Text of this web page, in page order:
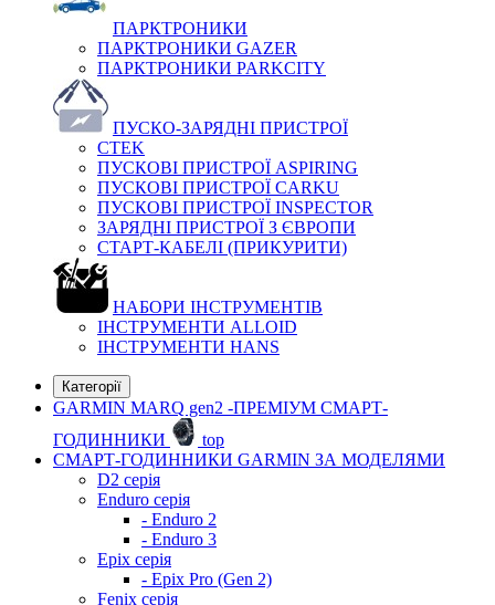
ПАРКТРОНИКИ
ПАРКТРОНИКИ GAZER
ПАРКТРОНИКИ PARKCITY
ПУСКО-ЗАРЯДНІ ПРИСТРОЇ
CTEK
ПУСКОВІ ПРИСТРОЇ ASPIRING
ПУСКОВІ ПРИСТРОЇ CARKU
ПУСКОВІ ПРИСТРОЇ INSPECTOR
ЗАРЯДНІ ПРИСТРОЇ З ЄВРОПИ
СТАРТ-КАБЕЛІ (ПРИКУРИТИ)
НАБОРИ ІНСТРУМЕНТІВ
ІНСТРУМЕНТИ ALLOID
ІНСТРУМЕНТИ HANS
Категорії
GARMIN MARQ gen2 -ПРЕМІУМ СМАРТ-
ГОДИННИКИ
top
СМАРТ-ГОДИННИКИ GARMIN ЗА МОДЕЛЯМИ
D2 серія
Enduro серія
- Enduro 2
- Enduro 3
Epix серія
- Epix Pro (Gen 2)
Fenix серія